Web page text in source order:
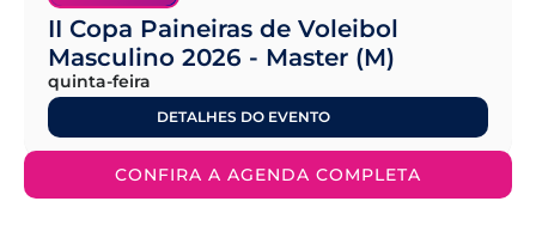
II Copa Paineiras de Voleibol
Masculino 2026 - Master (M)
quinta-feira
DETALHES DO EVENTO
CONFIRA A AGENDA COMPLETA